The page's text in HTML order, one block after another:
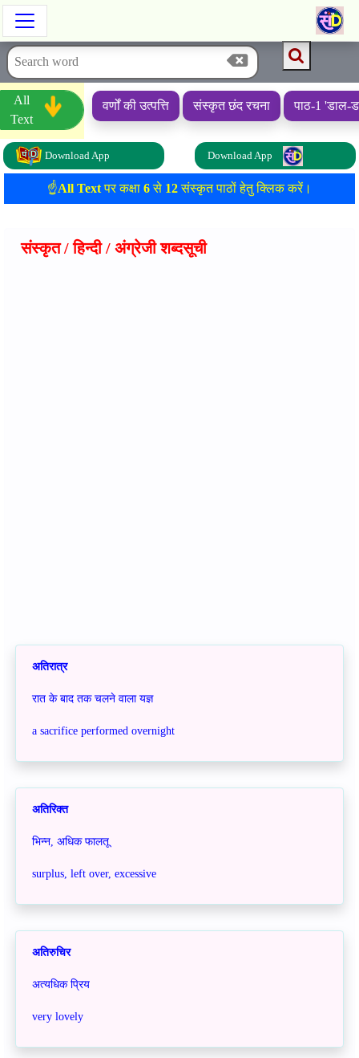
All
Text
वर्णों की उत्पत्ति संस्कृत छंद रचना पाठ-1 'डाल-
Download App Download App
☝️All Textपर कक्षा 6से 12संस्कृत पाठों हेतु क्लिक करें।
संस्कृत / हिन्दी / अंग्रेजी शब्दसूची
अतिरात्र
रात के बाद तक चलने वाला यज्ञ
a sacrifice performed overnight
अतिरिक्त
भिन्न, अधिक फालतू
surplus, left over, excessive
अतिरुचिर
अत्यधिक प्रिय
very lovely